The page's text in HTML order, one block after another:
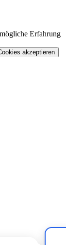
Erfahrung
akzeptieren